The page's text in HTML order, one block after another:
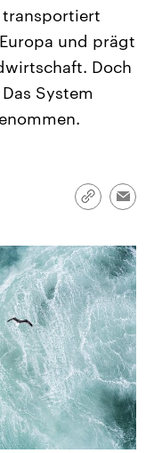
Beiträge,
Wirtschaftlich und
die Vereinigten
transportiert
und prägt
Doch
System
Link